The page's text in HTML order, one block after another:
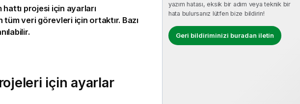
yazım hatası, eksik bir adım veya teknik bir
hata bulursanız lütfen bize bildirin!
Geri bildiriminizi buradan iletin
projesi için ayarları
veri görevleri için ortaktır. Bazı
için ayarlar